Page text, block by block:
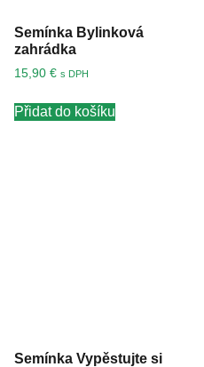
Semínka Bylinková
zahrádka
15,90 € s DPH
Přidat do košíku
Semínka Vypěstujte si